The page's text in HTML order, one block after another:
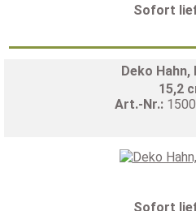
Sofort
Deko Hahn,
15,2
Art.-Nr.:
Sofort